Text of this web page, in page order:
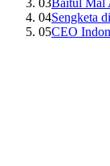
03Baitul Mal
04Sengketa
05CEO